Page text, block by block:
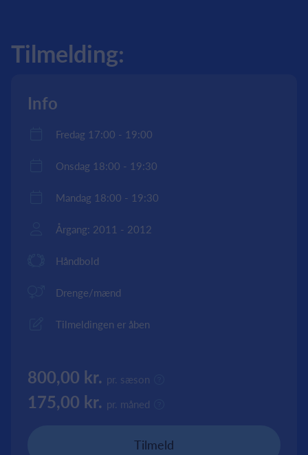
Tilmelding:
Info
Fredag 17:00 - 19:00
Onsdag 18:00 - 19:30
Mandag 18:00 - 19:30
Årgang: 2011 - 2012
Håndbold
Drenge/mænd
Tilmeldingen er åben
800,00 kr. pr. sæson
175,00 kr. pr. måned
Tilmeld